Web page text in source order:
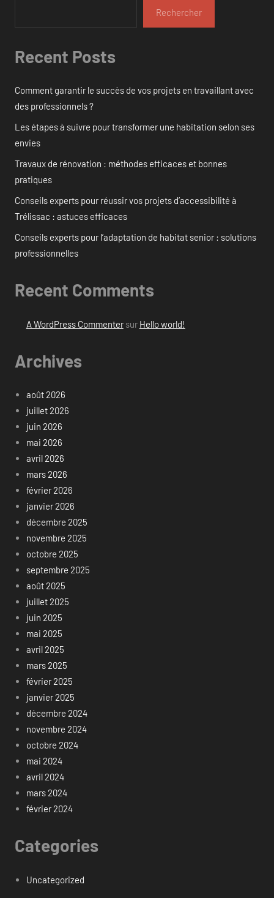
Rechercher
Recent Posts
Comment garantir le succès de vos projets en travaillant avec
des professionnels ?
Les étapes à suivre pour transformer une habitation selon ses
envies
Travaux de rénovation : méthodes efficaces et bonnes
pratiques
Conseils experts pour réussir vos projets d’accessibilité à
Trélissac : astuces efficaces
Conseils experts pour l’adaptation de habitat senior : solutions
professionnelles
Recent Comments
A WordPress Commentersur Hello world!
Archives
août 2026
juillet 2026
juin 2026
mai 2026
avril 2026
mars 2026
février 2026
janvier 2026
décembre 2025
novembre 2025
octobre 2025
septembre 2025
août 2025
juillet 2025
juin 2025
mai 2025
avril 2025
mars 2025
février 2025
janvier 2025
décembre 2024
novembre 2024
octobre 2024
mai 2024
avril 2024
mars 2024
février 2024
Categories
Uncategorized